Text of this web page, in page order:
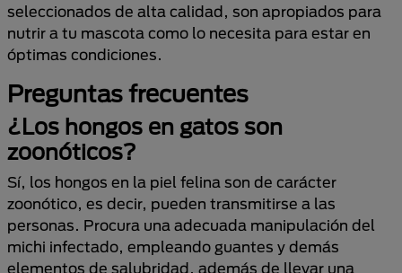
seleccionados de alta calidad, son apropiados para
nutrir a tu mascota como lo necesita para estar en
óptimas condiciones.
Preguntas frecuentes
¿Los hongos en gatos son
zoonóticos?
Sí, los hongos en la piel felina son de carácter
zoonótico, es decir, pueden transmitirse a las
personas. Procura una adecuada manipulación del
michi infectado, empleando guantes y demás
elementos de salubridad, además de llevar una